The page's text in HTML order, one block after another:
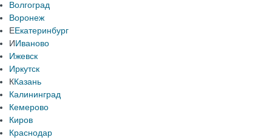
Волгоград
Воронеж
ЕЕкатеринбург
ИИваново
Ижевск
Иркутск
ККазань
Калининград
Кемерово
Киров
Краснодар